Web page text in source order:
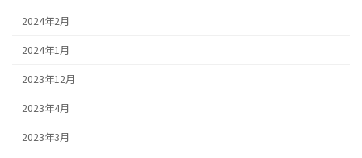
2024年2月
2024年1月
2023年12月
2023年4月
2023年3月